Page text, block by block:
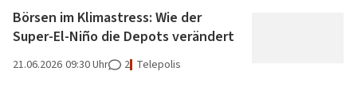
Börsen im Klimastress: Wie der
Super-El-Niño die Depots verändert
21.06.2026 09:30 Uhr 2 Telepolis